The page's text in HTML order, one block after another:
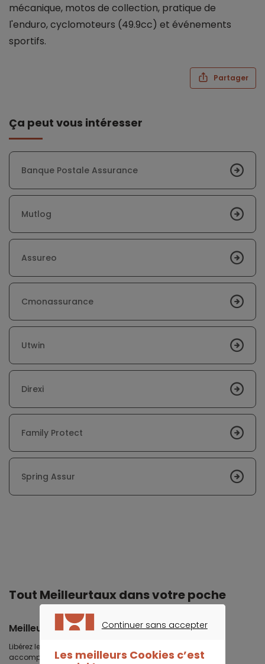
mécanique, motos de collection, pratique de
l'enduro, cyclomoteurs (49.9cc) et événements
sportifs.
Partager
Ça peut vous intéresser
Banque Postale Assurance
Mutlog
Assureo
Cmonassurance
Utwin
Direxi
Family Protect
Spring Assur
Tout Meilleurtaux dans votre poche
Meilleurtaux
Libérez le potentiel de vos projets : préparez-les, suivez-les,
accomplissez-les.
Continuer sans accepter
Les meilleurs Cookies c’est